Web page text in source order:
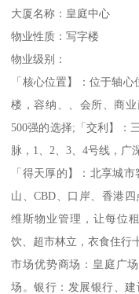
大厦名称：皇庭中心
物业性质：写字楼
物业级别：
「核心位置】：位于轴
楼，容纳、、会所、商
500强的选择;「交利】：
脉，1、2、3、4号线，广
「得天厚的】：北享城
山、CBD、口岸、香港
维斯物业管理，让每位
饮、超市林立，衣食住行
市场优势商场：皇庭广
场。银行：发展银行、建